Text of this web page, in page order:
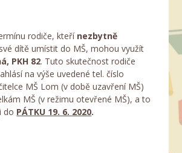
rodiče, kteří nezbytně
dítě umístit do MŠ, mohou využít
PKH 82. Tuto skutečnost rodiče
na výše uvedené tel. číslo
MŠ Lom (v době uzavření MŠ)
MŠ (v režimu otevřené MŠ), a to
do PÁTKU 19. 6. 2020.